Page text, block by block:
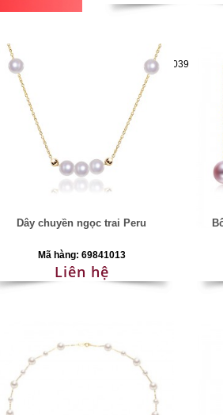
Mã hàng:69851039
Dây chuyền ngọc trai Peru
Mã hàng: 69841013
Liên hệ